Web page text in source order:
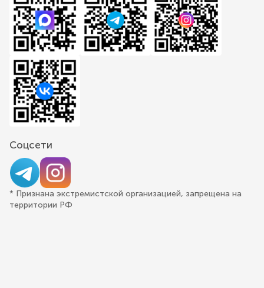
Соцсети
* Признана экстремистской организацией, запрещена на
территории РФ